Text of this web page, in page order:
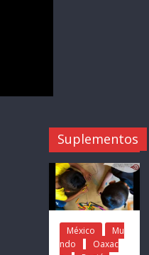
Suplementos
México
Mu
ndo
Oaxac